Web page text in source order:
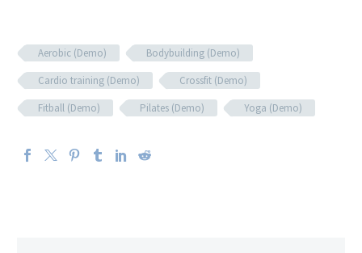
Aerobic (Demo)
Bodybuilding (Demo)
Cardio training (Demo)
Crossfit (Demo)
Fitball (Demo)
Pilates (Demo) Yoga (Demo)